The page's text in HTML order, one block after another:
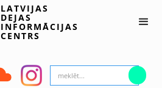
LATVIJAS
DEJAS
INFORMĀCIJAS
CENTRS